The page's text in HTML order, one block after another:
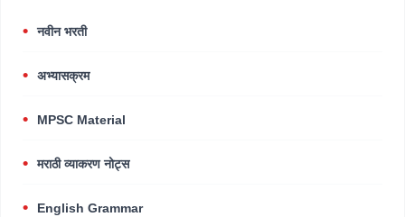
नवीन भरती
अभ्यासक्रम
MPSC Material
मराठी व्याकरण नोट्स
English Grammar